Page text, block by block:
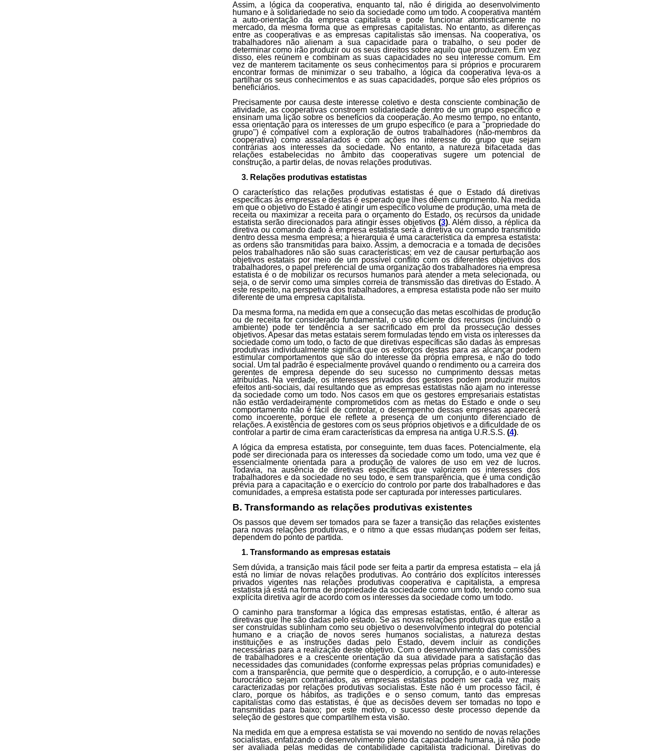
Assim, a lógica da cooperativa, enquanto tal, não é dirigida ao desenvolvimento
humano e à solidariedade no seio da sociedade como um todo. A cooperativa mantém
a auto-orientação da empresa capitalista e pode funcionar atomisticamente no
mercado, da mesma forma que as empresas capitalistas. No entanto, as diferenças
entre as cooperativas e as empresas capitalistas são imensas. Na cooperativa, os
trabalhadores não alienam a sua capacidade para o trabalho, o seu poder de
determinar como irão produzir ou os seus direitos sobre aquilo que produzem. Em vez
disso, eles reúnem e combinam as suas capacidades no seu interesse comum. Em
vez de manterem tacitamente os seus conhecimentos para si próprios e procurarem
encontrar formas de minimizar o seu trabalho, a lógica da cooperativa leva-os a
partilhar os seus conhecimentos e as suas capacidades, porque são eles próprios os
beneficiários.
Precisamente por causa deste interesse coletivo e desta consciente combinação de
atividade, as cooperativas constroem solidariedade dentro de um grupo específico e
ensinam uma lição sobre os benefícios da cooperação. Ao mesmo tempo, no entanto,
essa orientação para os interesses de um grupo específico (e para a "propriedade do
grupo") é compatível com a exploração de outros trabalhadores (não-membros da
cooperativa) como assalariados e com ações no interesse do grupo que sejam
contrárias aos interesses da sociedade. No entanto, a natureza bifacetada das
relações estabelecidas no âmbito das cooperativas sugere um potencial de
construção, a partir delas, de novas relações produtivas.
3. Relações produtivas estatistas
O característico das relações produtivas estatistas é que o Estado dá diretivas
específicas às empresas e destas é esperado que lhes dêem cumprimento. Na medida
em que o objetivo do Estado é atingir um específico volume de produção, uma meta de
receita ou maximizar a receita para o orçamento do Estado, os recursos da unidade
estatista serão direcionados para atingir esses objetivos (3). Além disso, a réplica da
diretiva ou comando dado à empresa estatista será a diretiva ou comando transmitido
dentro dessa mesma empresa; a hierarquia é uma característica da empresa estatista:
as ordens são transmitidas para baixo. Assim, a democracia e a tomada de decisões
pelos trabalhadores não são suas características; em vez de causar perturbação aos
objetivos estatais por meio de um possível conflito com os diferentes objetivos dos
trabalhadores, o papel preferencial de uma organização dos trabalhadores na empresa
estatista é o de mobilizar os recursos humanos para atender a meta selecionada, ou
seja, o de servir como uma simples correia de transmissão das diretivas do Estado. A
este respeito, na perspetiva dos trabalhadores, a empresa estatista pode não ser muito
diferente de uma empresa capitalista.
Da mesma forma, na medida em que a consecução das metas escolhidas de produção
ou de receita for considerado fundamental, o uso eficiente dos recursos (incluindo o
ambiente) pode ter tendência a ser sacrificado em prol da prossecução desses
objetivos. Apesar das metas estatais serem formuladas tendo em vista os interesses da
sociedade como um todo, o facto de que diretivas específicas são dadas às empresas
produtivas individualmente significa que os esforços destas para as alcançar podem
estimular comportamentos que são do interesse da própria empresa, e não do todo
social. Um tal padrão é especialmente provável quando o rendimento ou a carreira dos
gerentes de empresa depende do seu sucesso no cumprimento dessas metas
atribuídas. Na verdade, os interesses privados dos gestores podem produzir muitos
efeitos anti-sociais, daí resultando que as empresas estatistas não ajam no interesse
da sociedade como um todo. Nos casos em que os gestores empresariais estatistas
não estão verdadeiramente comprometidos com as metas do Estado e onde o seu
comportamento não é fácil de controlar, o desempenho dessas empresas aparecerá
como incoerente, porque ele reflete a presença de um conjunto diferenciado de
relações. A existência de gestores com os seus próprios objetivos e a dificuldade de os
controlar a partir de cima eram características da empresa na antiga U.R.S.S. (4).
A lógica da empresa estatista, por conseguinte, tem duas faces. Potencialmente, ela
pode ser direcionada para os interesses da sociedade como um todo, uma vez que é
essencialmente orientada para a produção de valores de uso em vez de lucros.
Todavia, na ausência de diretivas específicas que valorizem os interesses dos
trabalhadores e da sociedade no seu todo, e sem transparência, que é uma condição
prévia para a capacitação e o exercício do controlo por parte dos trabalhadores e das
comunidades, a empresa estatista pode ser capturada por interesses particulares.
B. Transformando as relações produtivas existentes
Os passos que devem ser tomados para se fazer a transição das relações existentes
para novas relações produtivas, e o ritmo a que essas mudanças podem ser feitas,
dependem do ponto de partida.
1. Transformando as empresas estatais
Sem dúvida, a transição mais fácil pode ser feita a partir da empresa estatista – ela já
está no limiar de novas relações produtivas. Ao contrário dos explícitos interesses
privados vigentes nas relações produtivas cooperativa e capitalista, a empresa
estatista já está na forma de propriedade da sociedade como um todo, tendo como sua
explícita diretiva agir de acordo com os interesses da sociedade como um todo.
O caminho para transformar a lógica das empresas estatistas, então, é alterar as
diretivas que lhe são dadas pelo estado. Se as novas relações produtivas que estão a
ser construídas sublinham como seu objetivo o desenvolvimento integral do potencial
humano e a criação de novos seres humanos socialistas, a natureza destas
instituições e as instruções dadas pelo Estado, devem incluir as condições
necessárias para a realização deste objetivo. Com o desenvolvimento das comissões
de trabalhadores e a crescente orientação da sua atividade para a satisfação das
necessidades das comunidades (conforme expressas pelas próprias comunidades) e
com a transparência, que permite que o desperdício, a corrupção, e o auto-interesse
burocrático sejam contrariados, as empresas estatistas podem ser cada vez mais
caracterizadas por relações produtivas socialistas. Este não é um processo fácil, é
claro, porque os hábitos, as tradições e o senso comum, tanto das empresas
capitalistas como das estatistas, é que as decisões devem ser tomadas no topo e
transmitidas para baixo; por este motivo, o sucesso deste processo depende da
seleção de gestores que compartilhem esta visão.
Na medida em que a empresa estatista se vai movendo no sentido de novas relações
socialistas, enfatizando o desenvolvimento pleno da capacidade humana, já não pode
ser avaliada pelas medidas de contabilidade capitalista tradicional. Diretivas do